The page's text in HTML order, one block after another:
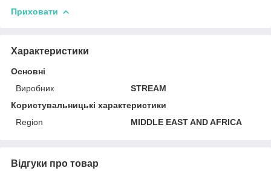
Приховати
Характеристики
Основні
Виробник
STREAM
Користувальницькі характеристики
Region
MIDDLE EAST AND AFRICA
Відгуки про товар